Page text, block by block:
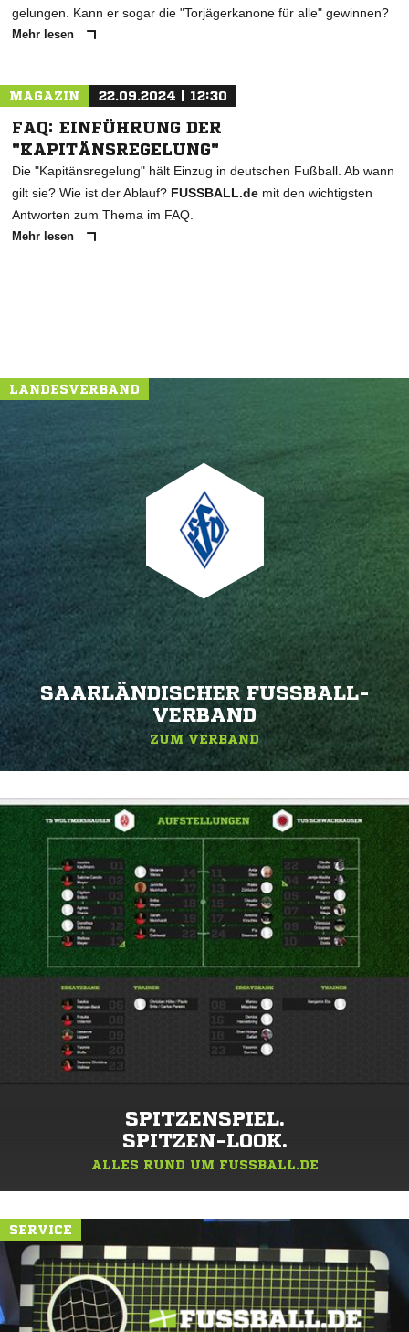
gelungen. Kann er sogar die "Torjägerkanone für alle" gewinnen?
Mehr lesen
MAGAZIN 22.09.2024 | 12:30
FAQ: EINFÜHRUNG DER
"KAPITÄNSREGELUNG"
Die "Kapitänsregelung" hält Einzug in deutschen Fußball. Ab wann
gilt sie? Wie ist der Ablauf? FUSSBALL.de mit den wichtigsten
Antworten zum Thema im FAQ.
Mehr lesen
LANDESVERBAND
SAARLÄNDISCHER FUSSBALL-V
ERBAND
ZUM VERBAND
SPITZENSPIEL.
SPITZEN-LOOK.
ALLES RUND UM FUSSBALL.DE
SERVICE